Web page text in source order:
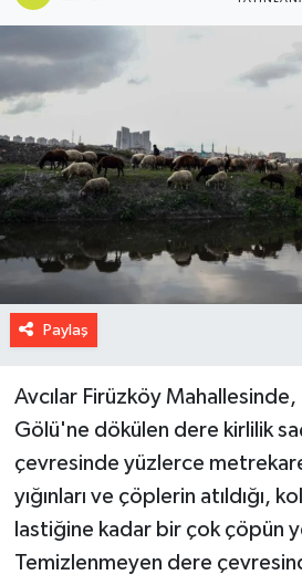
Paylaş
Avcılar Firüzköy
Gölü'ne dökülen dere kirlilik
çevresinde yüzlerce
yığınları ve çöplerin atıldığı,
lastiğine kadar bir çok çöpün
Temizlenmeyen dere